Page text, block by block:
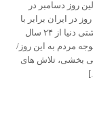
روز دسامبر در
در ایران برابر با
یازدهم آذرماهه/ نهادهای بهداشتی دنیا از ۲۴ سال
مردم به این روز/
بخشی، تلاش های